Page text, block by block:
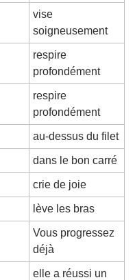
vise
soigneusement
respire
profondément
respire
profondément
au-dessus du filet
dans le bon carré
crie de joie
lève les bras
Vous progressez
déjà
elle a réussi un